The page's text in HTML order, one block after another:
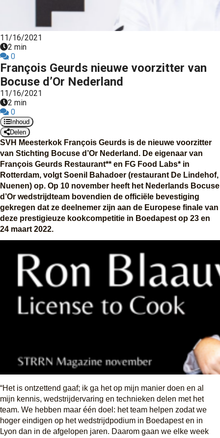
11/16/2021
2 min
0
François Geurds nieuwe voorzitter van
Bocuse d’Or Nederland
11/16/2021
2 min
0
Inhoud
Delen
SVH Meesterkok François Geurds is de nieuwe voorzitter
van Stichting Bocuse d’Or Nederland. De eigenaar van
François Geurds Restaurant** en FG Food Labs* in
Rotterdam, volgt Soenil Bahadoer (restaurant De Lindehof,
Nuenen) op. Op 10 november heeft het Nederlands Bocuse
d’Or wedstrijdteam bovendien de officiële bevestiging
gekregen dat ze deelnemer zijn aan de Europese finale van
deze prestigieuze kookcompetitie in Boedapest op 23 en
24 maart 2022.
“Het is ontzettend gaaf; ik ga het op mijn manier doen en al
mijn kennis, wedstrijdervaring en technieken delen met het
team. We hebben maar één doel: het team helpen zodat we
hoger eindigen op het wedstrijdpodium in Boedapest en in
Lyon dan in de afgelopen jaren. Daarom gaan we elke week